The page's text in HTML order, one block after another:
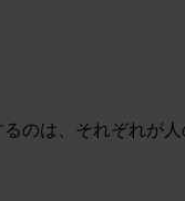
のは、それぞれが人